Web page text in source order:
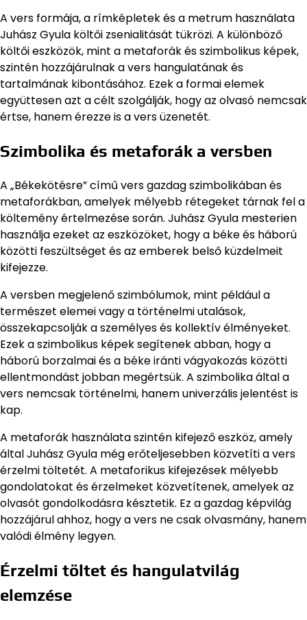
A vers formája, a rímképletek és a metrum használata
Juhász Gyula költői zsenialitását tükrözi. A különböző
költői eszközök, mint a metaforák és szimbolikus képek,
szintén hozzájárulnak a vers hangulatának és
tartalmának kibontásához. Ezek a formai elemek
együttesen azt a célt szolgálják, hogy az olvasó nemcsak
értse, hanem érezze is a vers üzenetét.
Szimbolika és metaforák a versben
A „Békekötésre” című vers gazdag szimbolikában és
metaforákban, amelyek mélyebb rétegeket tárnak fel a
költemény értelmezése során. Juhász Gyula mesterien
használja ezeket az eszközöket, hogy a béke és háború
közötti feszültséget és az emberek belső küzdelmeit
kifejezze.
A versben megjelenő szimbólumok, mint például a
természet elemei vagy a történelmi utalások,
összekapcsolják a személyes és kollektív élményeket.
Ezek a szimbolikus képek segítenek abban, hogy a
háború borzalmai és a béke iránti vágyakozás közötti
ellentmondást jobban megértsük. A szimbolika által a
vers nemcsak történelmi, hanem univerzális jelentést is
kap.
A metaforák használata szintén kifejező eszköz, amely
által Juhász Gyula még erőteljesebben közvetíti a vers
érzelmi töltetét. A metaforikus kifejezések mélyebb
gondolatokat és érzelmeket közvetítenek, amelyek az
olvasót gondolkodásra késztetik. Ez a gazdag képvilág
hozzájárul ahhoz, hogy a vers ne csak olvasmány, hanem
valódi élmény legyen.
Érzelmi töltet és hangulatvilág
elemzése